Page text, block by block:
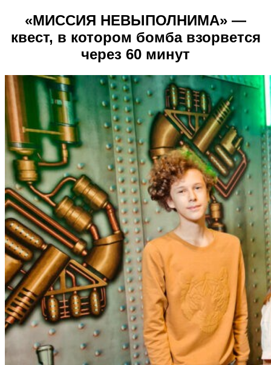
«МИССИЯ НЕВЫПОЛНИМА» —
квест, в котором бомба взорвется
через 60 минут